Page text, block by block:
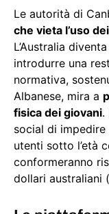
Le autorità di
che vieta l’uso
L’Australia
introdurre una
normativa,
Albanese, mira a
fisica dei giovani.
social di
utenti sotto l’età
conformeranno
dollari australiani